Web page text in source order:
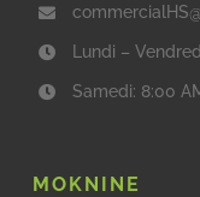
Lundi –
Samedi: 8:00
MOKNINE